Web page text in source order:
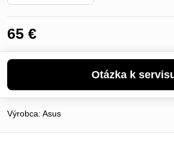
65 €
Výrobca: Asus